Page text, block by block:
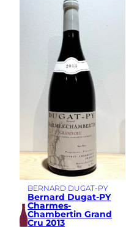
BERNARD DUGAT-PY
Bernard Dugat-PY
Charmes-
Chambertin Grand
Cru 2013